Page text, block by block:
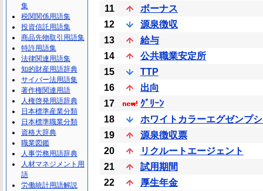
11
ボーナス
12
源泉徴収
13
給与
14
公共職業安定所
15
TTP
16
出向
17
ｸﾞﾘｰﾝ
18
ホワイトカラーエグゼンプ
19
源泉徴収票
20
リクルートエージェント
21
試用期間
22
厚生年金
集
税関関係用語集
投資信託用語集
商品先物取引用語集
特許用語集
法律関連用語集
知的財産用語辞典
サイバー法用語集
著作権関連用語
人権啓発用語辞典
日本標準産業分類
日本標準職業分類
資格大辞典
職業図鑑
人事労務用語辞典
人材マネジメント用
語
労働統計用語解説